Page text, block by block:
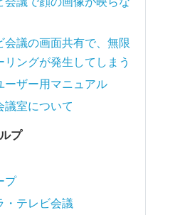
会議の画面共有で、無限
リングが発生してしまう
ーザー用マニュアル
議室について
プ
プ
・テレビ会議